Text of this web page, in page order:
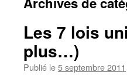
Les 7 lois
plus…)
Publié le5 septembre 2011